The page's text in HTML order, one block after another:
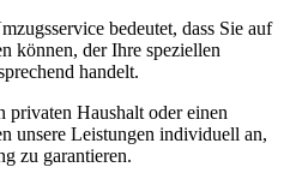
bedeutet, dass Sie auf
können, der Ihre speziellen
handelt.
privaten Haushalt oder einen
unsere Leistungen individuell an,
zu garantieren.